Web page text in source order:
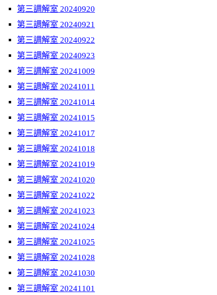
第三調解室 20240920
第三調解室 20240921
第三調解室 20240922
第三調解室 20240923
第三調解室 20241009
第三調解室 20241011
第三調解室 20241014
第三調解室 20241015
第三調解室 20241017
第三調解室 20241018
第三調解室 20241019
第三調解室 20241020
第三調解室 20241022
第三調解室 20241023
第三調解室 20241024
第三調解室 20241025
第三調解室 20241028
第三調解室 20241030
第三調解室 20241101